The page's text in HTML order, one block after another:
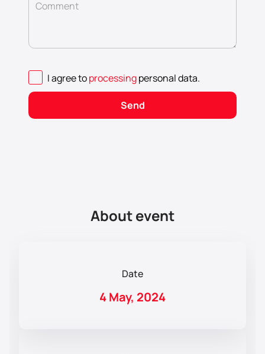
Comment
I agree toprocessingpersonal data.
Send
About event
Date
4 May, 2024